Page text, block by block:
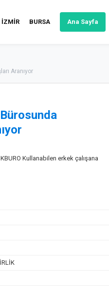
İZMİR BURSA Ana Sayfa
Aranıyor
Kullanabilen erkek çalışana